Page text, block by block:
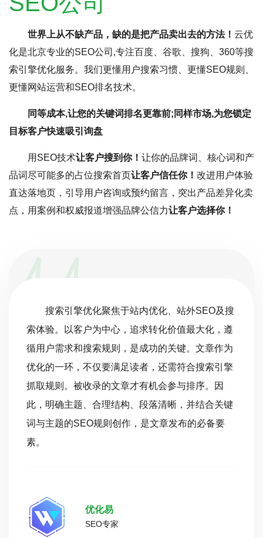
世界上从不缺产品，缺的是把产品卖出去的方法！ 云优
化是北京专业的SEO公司,专注百度、谷歌、搜狗、360等搜
索引擎优化服务。我们更懂用户搜索习惯、更懂SEO规则、
更懂网站运营和SEO排名技术。
同等成本,让您的关键词排名更靠前;同样市场,为您锁定
目标客户快速吸引询盘
用SEO技术让客户搜到你！ 让你的品牌词、核心词和产
品词尽可能多的占位搜索首页让客户信任你！ 改进用户体验
直达落地页，引导用户咨询或预约留言，突出产品差异化卖
点，用案例和权威报道增强品牌公信力让客户选择你！
搜索引擎优化聚焦于站内优化、站外SEO及搜
索体验。以客户为中心，追求转化价值最大化，遵
循用户需求和搜索规则，是成功的关键。文章作为
优化的一环，不仅要满足读者，还需符合搜索引擎
抓取规则。被收录的文章才有机会参与排序。因
此，明确主题、合理结构、段落清晰，并结合关键
词与主题的SEO规则创作，是文章发布的必备要
素。
优化易
SEO专家